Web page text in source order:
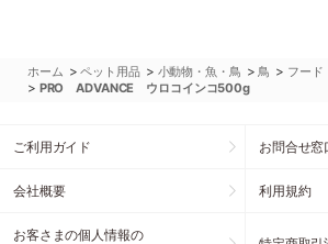
ホーム >ペット用品 > 小動物・魚・鳥 >鳥 > フード
> PRO ADVANCE ウロコインコ500g
ご利用ガイド お問合せ窓
会社概要 利用規約
お客さまの個人情報の